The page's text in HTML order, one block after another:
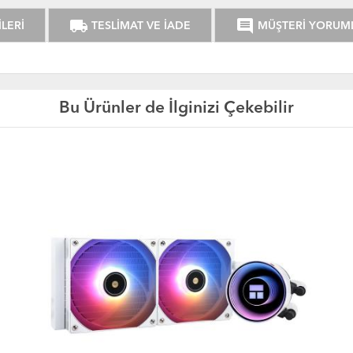
local_shipping TESLİMAT VE İADE comment MÜŞTERİ
Bu Ürünler de İlginizi Çekebilir